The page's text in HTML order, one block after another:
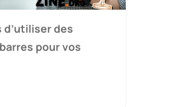
d’utiliser des
pour vos